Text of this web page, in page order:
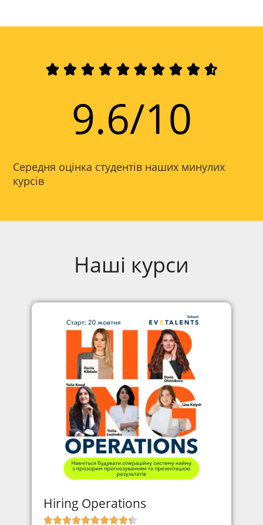
         
9.6/10
Середня оцінка студентів наших минулих
курсів
Наші курси
Hiring Operations